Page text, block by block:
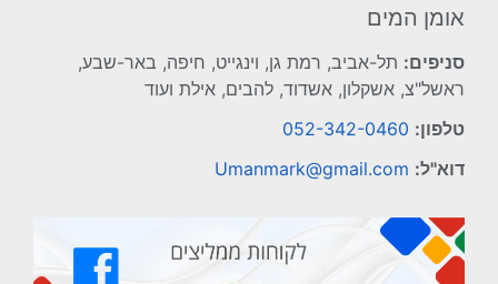
אומן המים
סניפים: תל-אביב, רמת גן, וינגייט, חיפה, באר-שבע,
ראשל"צ, אשקלון, אשדוד, להבים, אילת ועוד
טלפון: 052-342-0460
דוא"ל: Umanmark@gmail.com